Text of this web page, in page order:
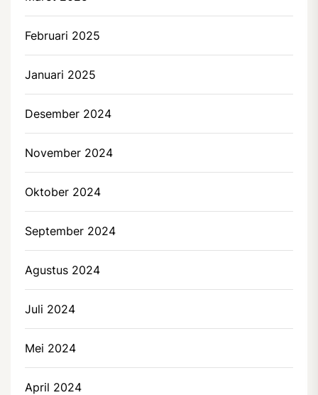
Februari 2025
Januari 2025
Desember 2024
November 2024
Oktober 2024
September 2024
Agustus 2024
Juli 2024
Mei 2024
April 2024